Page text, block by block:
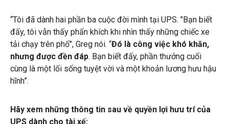
“Tôi đã dành hai phần ba cuộc đời mình tại UPS. "Bạn biết
đấy, tôi vẫn thấy phấn khích khi nhìn thấy những chiếc xe
tải chạy trên phố", Greg nói. “Đó là công việc khó khăn,
nhưng được đền đáp. Bạn biết đấy, phần thưởng cuối
cùng là một lối sống tuyệt vời và một khoản lương hưu hậu
hĩnh”.
Hãy xem những thông tin sau về quyền lợi hưu trí của
UPS dành cho tài xế: